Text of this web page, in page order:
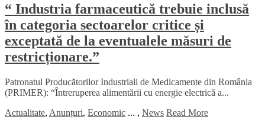
“ Industria farmaceutică trebuie inclusă
în categoria sectoarelor critice și
exceptată de la eventualele măsuri de
restricționare.”
Patronatul Producătorilor Industriali de Medicamente din România
(PRIMER): “Întreruperea alimentării cu energie electrică a...
Actualitate, Anunțuri, Economic ... , News Read More